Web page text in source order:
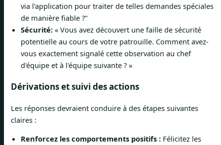
via l'application pour traiter de telles demandes spéciales
de manière fiable ?"
Sécurité: « Vous avez découvert une faille de sécurité
potentielle au cours de votre patrouille. Comment avez-
vous exactement signalé cette observation au chef
d'équipe et à l'équipe suivante ? »
Dérivations et suivi des actions
Les réponses devraient conduire à des étapes suivantes
claires :
Renforcez les comportements positifs : Félicitez les